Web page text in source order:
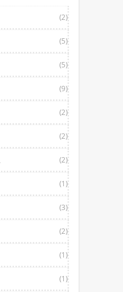
(2)
(5)
(5)
(9)
(2)
(2)
(2)
(1)
(3)
(2)
(1)
(1)